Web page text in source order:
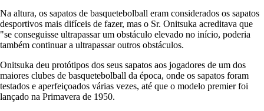
Na altura, os sapatos de basquetebolball eram considerados os sapatos
desportivos mais difíceis de fazer, mas o Sr. Onitsuka acreditava que
"se conseguisse ultrapassar um obstáculo elevado no início, poderia
também continuar a ultrapassar outros obstáculos.
Onitsuka deu protótipos dos seus sapatos aos jogadores de um dos
maiores clubes de basquetebolball da época, onde os sapatos foram
testados e aperfeiçoados várias vezes, até que o modelo premier foi
lançado na Primavera de 1950.